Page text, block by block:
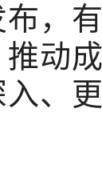
，
动
、